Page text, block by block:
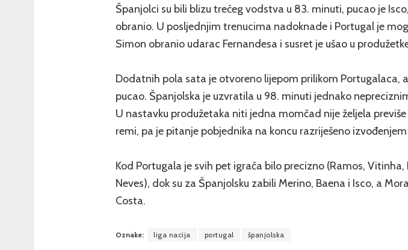
Španjolci su bili blizu trećeg vodstva u 83. minuti, pucao je
obranio. U posljednjim trenucima nadoknade i Portugal je
Simon obranio udarac Fernandesa i susret je ušao u
Dodatnih pola sata je otvoreno lijepom prilikom Portugalaca,
pucao. Španjolska je uzvratila u 98. minuti jednako
U nastavku produžetaka niti jedna momčad nije željela
remi, pa je pitanje pobjednika na koncu razriješeno
Kod Portugala je svih pet igrača bilo precizno (Ramos, Vitinha,
Neves), dok su za Španjolsku zabili Merino, Baena i Isco, a
Costa.
Oznake: liga nacija portugal španjolska